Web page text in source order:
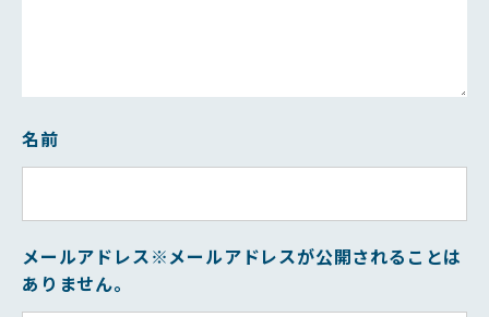
名前
メールアドレス※メールアドレスが公開されることは
ありません。